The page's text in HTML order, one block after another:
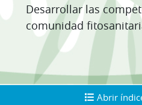
Desarrollar las
comunidad
Abrir índice
Abrir